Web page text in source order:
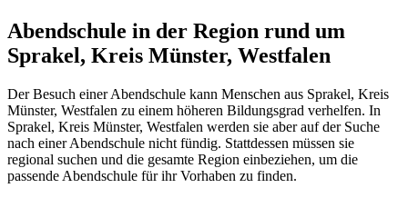
Abendschule in der Region rund um
Sprakel, Kreis Münster, Westfalen
Der Besuch einer Abendschule kann Menschen aus Sprakel, Kreis
Münster, Westfalen zu einem höheren Bildungsgrad verhelfen. In
Sprakel, Kreis Münster, Westfalen werden sie aber auf der Suche
nach einer Abendschule nicht fündig. Stattdessen müssen sie
regional suchen und die gesamte Region einbeziehen, um die
passende Abendschule für ihr Vorhaben zu finden.